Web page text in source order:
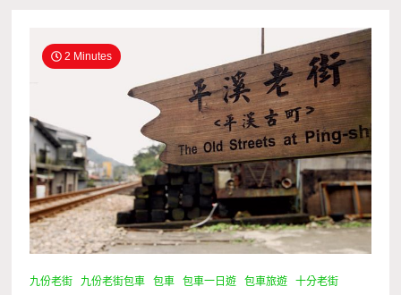
2 Minutes
九份老街 九份老街包車 包車 包車一日遊 包車旅遊
十分老街